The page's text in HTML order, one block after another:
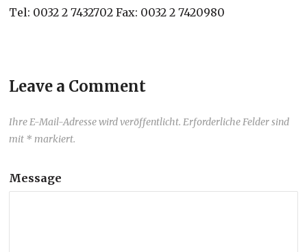
Tel: 0032 2 7432702 Fax: 0032 2 7420980
Leave a Comment
Ihre E-Mail-Adresse wird veröffentlicht. Erforderliche Felder sind
mit * markiert.
Message